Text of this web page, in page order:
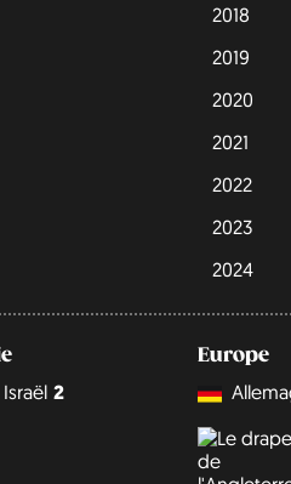
2018
2019
2020
2021
2022
2023
2024
Israël 2
Europe